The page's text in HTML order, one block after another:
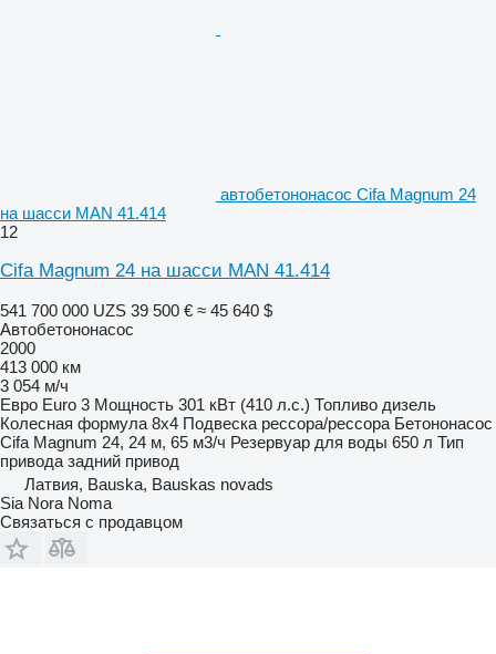
автобетононасос Cifa Magnum 24
на шасси MAN 41.414
12
Cifa Magnum 24 на шасси MAN 41.414
541 700 000 UZS 39 500 € ≈ 45 640 $
Автобетононасос
2000
413 000 км
3 054 м/ч
Евро Euro 3 Мощность 301 кВт (410 л.с.) Топливо дизель
Колесная формула 8x4 Подвеска рессора/рессора Бетононасос
Cifa Magnum 24, 24 м, 65 м3/ч Резервуар для воды 650 л Тип
привода задний привод
Латвия, Bauska, Bauskas novads
Sia Nora Noma
Связаться с продавцом